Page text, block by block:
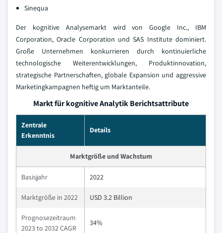
Sinequa
Der kognitive Analysemarkt wird von Google Inc., IBM
Corporation, Oracle Corporation und SAS Institute dominiert.
Große Unternehmen konkurrieren durch kontinuierliche
technologische Weiterentwicklungen, Produktinnovation,
strategische Partnerschaften, globale Expansion und aggressive
Marketingkampagnen heftig um Marktanteile.
Markt für kognitive Analytik Berichtsattribute
Zentrale
Erkenntnis
Details
Marktgröße und Wachstum
Basisjahr 2022
Marktgröße in 2022 USD 3.2 Billion
Prognosezeitraum
2023 to 2032 CAGR
34%